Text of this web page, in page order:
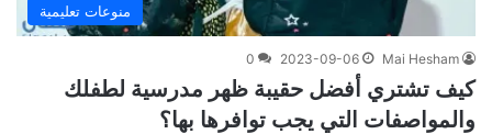
منوعات تعليمية
Mai Hesham
2023-09-06
0
كيف تشتري أفضل حقيبة ظهر مدرسية لطفلك
والمواصفات التي يجب توافرها بها؟